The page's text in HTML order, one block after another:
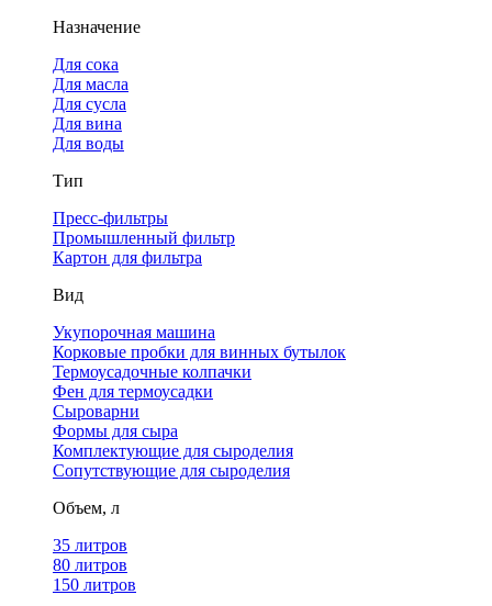
Назначение
Для сока
Для масла
Для сусла
Для вина
Для воды
Тип
Пресс-фильтры
Промышленный фильтр
Картон для фильтра
Вид
Укупорочная машина
Корковые пробки для винных бутылок
Термоусадочные колпачки
Фен для термоусадки
Сыроварни
Формы для сыра
Комплектующие для сыроделия
Сопутствующие для сыроделия
Объем, л
35 литров
80 литров
150 литров